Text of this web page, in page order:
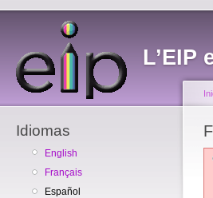
L’EIP
Idiomas
English
Français
Español